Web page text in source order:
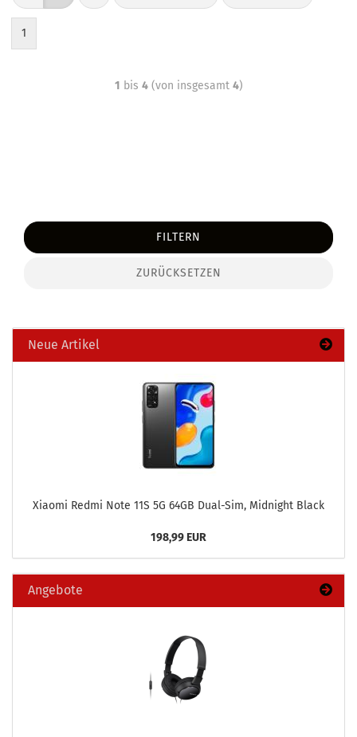
1
1 bis 4(von insgesamt 4)
FILTERN
ZURÜCKSETZEN
Neue Artikel
Xiao­mi Redmi Note 11S 5G 64GB Dual-​Sim, Mid­night Black
198,99 EUR
Angebote